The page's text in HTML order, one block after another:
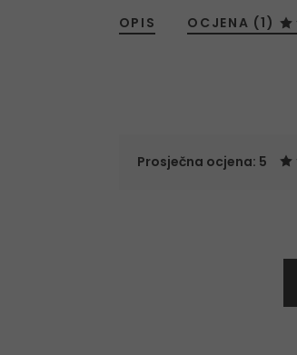
OPIS OCJENA (1)
Prosječna ocjena: 5